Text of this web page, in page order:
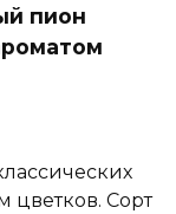
пион
цветков. Сорт